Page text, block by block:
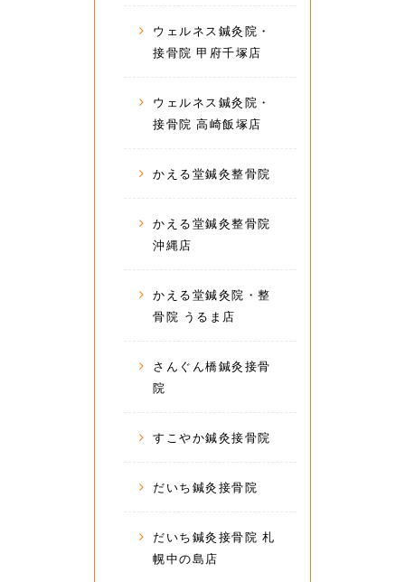
ウェルネス鍼灸院・
接骨院 甲府千塚店
ウェルネス鍼灸院・
接骨院 高崎飯塚店
かえる堂鍼灸整骨院
かえる堂鍼灸整骨院
沖縄店
かえる堂鍼灸院・整
骨院 うるま店
さんぐん橋鍼灸接骨
院
すこやか鍼灸接骨院
だいち鍼灸接骨院
だいち鍼灸接骨院 札
幌中の島店